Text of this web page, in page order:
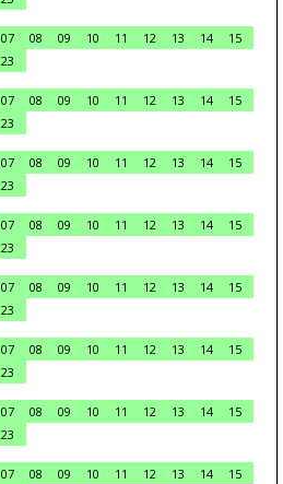
07 08 09 10 11 12 13 14
15
23
07 08 09 10 11 12 13 14
15
23
07 08 09 10 11 12 13 14
15
23
07 08 09 10 11 12 13 14
15
23
07 08 09 10 11 12 13 14
15
23
07 08 09 10 11 12 13 14
15
23
07 08 09 10 11 12 13 14
15
23
07 08 09 10 11 12 13 14
15